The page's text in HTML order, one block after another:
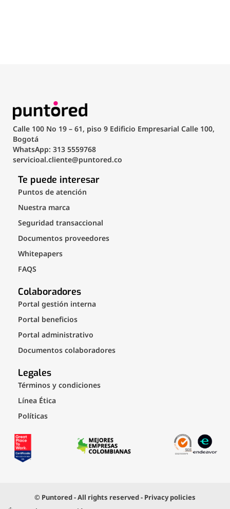
Calle 100 No 19 – 61, piso 9 Edificio Empresarial Calle 100,
Bogotá
WhatsApp: 313 5559768
servicioal.cliente@puntored.co
Te puede interesar
Puntos de atención
Nuestra marca
Seguridad transaccional
Documentos proveedores
Whitepapers
FAQS
Colaboradores
Portal gestión interna
Portal beneficios
Portal administrativo
Documentos colaboradores
Legales
Términos y condiciones
Línea Ética
Políticas
© Puntored - All rights reserved - Privacy policies